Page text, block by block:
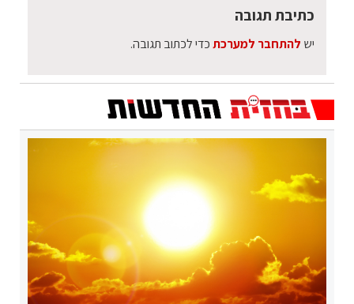
כתיבת תגובה
יש להתחבר למערכתכדי לכתוב תגובה.